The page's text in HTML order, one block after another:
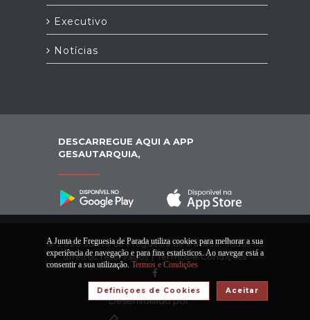
Executivo
Notícias
DESCARREGUE AQUI A APP
GESAUTARQUIA,
© 2026 Junta de Freguesia de Parada. Todos os
direitos reservados |Termos e Condições
Desenvolvido por:
A Junta de Freguesia de Parada utiliza cookies para melhorar a sua
experiência de navegação e para fins estatísticos. Ao navegar está a
consentir a sua utilização. Termos e Condições
Aceitar
Definiçoes de Cookies